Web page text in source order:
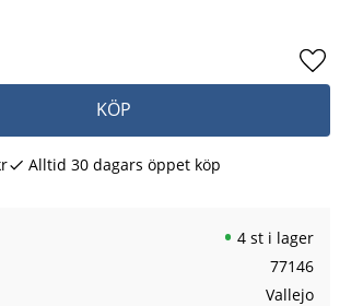
KÖP
Lägg
Alltid 30 dagars öppet köp
4 st i lager
77146
Vallejo